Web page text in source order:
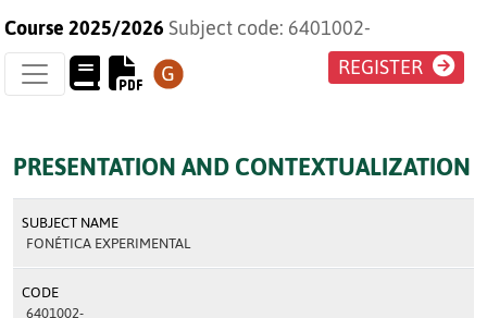
Course 2025/2026 Subject code: 6401002-
REGISTER
PRESENTATION AND CONTEXTUALIZATION
SUBJECT NAME
FONÉTICA EXPERIMENTAL
CODE
6401002-